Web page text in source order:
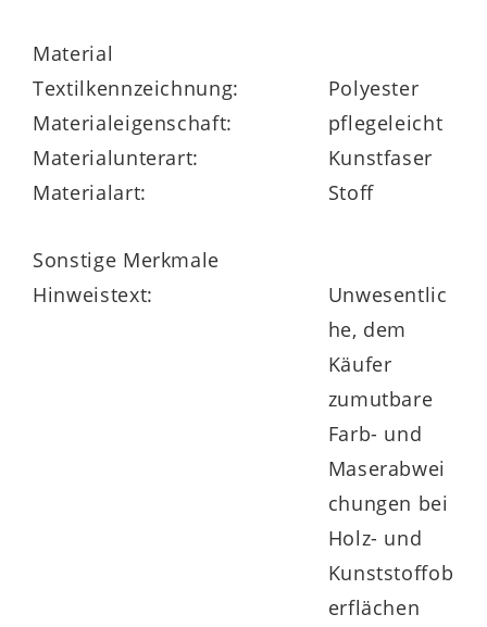
Material
Textilkennzeichnung:
Polyester
Materialeigenschaft:
pflegeleicht
Materialunterart:
Kunstfaser
Materialart:
Stoff
Sonstige Merkmale
Hinweistext:
Unwesentlic
he, dem
Käufer
zumutbare
Farb- und
Maserabwei
chungen bei
Holz- und
Kunststoffob
erflächen